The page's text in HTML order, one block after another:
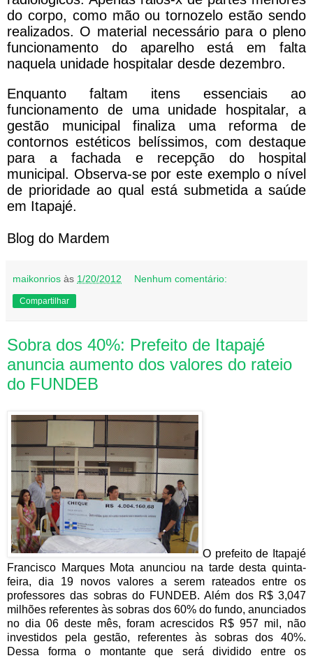
do corpo, como mão ou tornozelo estão sendo
realizados. O material necessário para o pleno
funcionamento do aparelho está em falta
naquela unidade hospitalar desde dezembro.
Enquanto faltam itens essenciais ao
funcionamento de uma unidade hospitalar, a
gestão municipal finaliza uma reforma de
contornos estéticos belíssimos, com destaque
para a fachada e recepção do hospital
municipal. Observa-se por este exemplo o nível
de prioridade ao qual está submetida a saúde
em Itapajé.
Blog do Mardem
maikonrios às 1/20/2012 Nenhum comentário:
Compartilhar
Sobra dos 40%: Prefeito de Itapajé
anuncia aumento dos valores do rateio
do FUNDEB
O prefeito de Itapajé
Francisco Marques Mota anunciou na tarde desta quinta-
feira, dia 19 novos valores a serem rateados entre os
professores das sobras do FUNDEB. Além dos R$ 3,047
milhões referentes às sobras dos 60% do fundo, anunciados
no dia 06 deste mês, foram acrescidos R$ 957 mil, não
investidos pela gestão, referentes às sobras dos 40%.
Dessa forma o montante que será dividido entre os